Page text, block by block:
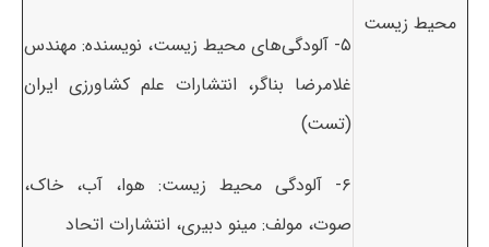
محیط زیست
۵- آلودگی‌های محیط زیست، نویسنده: مهندس
غلامرضا بناگر، انتشارات علم کشاورزی ایران
(تست)
۶- آلودگی محیط زیست: هوا، آب، خاک،
صوت، مولف: مینو دبیری، انتشارات اتحاد